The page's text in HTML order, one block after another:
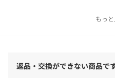
ご了承ください。
もっ
返品・交換ができない商品です